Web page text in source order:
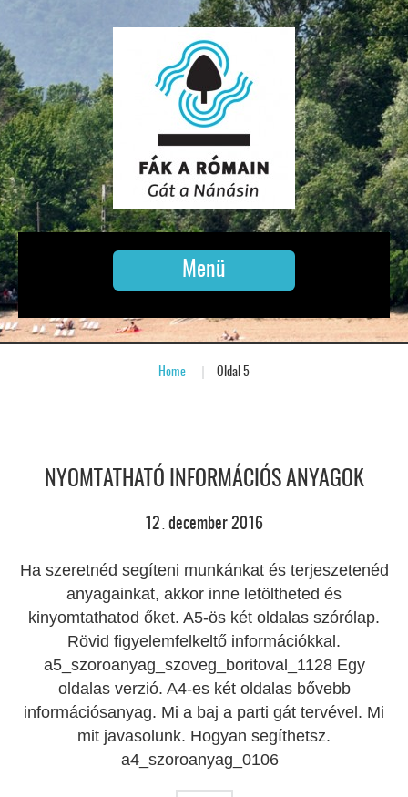
Menü
Home Oldal 5
NYOMTATHATÓ INFORMÁCIÓS ANYAGOK
12 . december 2016
Ha szeretnéd segíteni munkánkat és terjeszetenéd
anyagainkat, akkor inne letöltheted és
kinyomtathatod őket. A5-ös két oldalas szórólap.
Rövid figyelemfelkeltő információkkal.
a5_szoroanyag_szoveg_boritoval_1128 Egy
oldalas verzió. A4-es két oldalas bővebb
információsanyag. Mi a baj a parti gát tervével. Mi
mit javasolunk. Hogyan segíthetsz.
a4_szoroanyag_0106